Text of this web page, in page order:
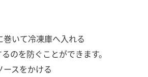
巻いて冷凍庫へ入れる
のを防ぐことができます。
ースをかける